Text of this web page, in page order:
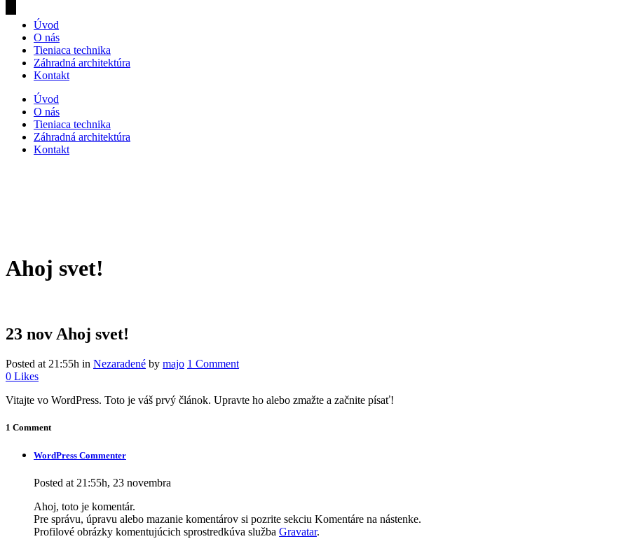
Úvod
O nás
Tieniaca technika
Záhradná architektúra
Kontakt
Úvod
O nás
Tieniaca technika
Záhradná architektúra
Kontakt
Ahoj svet!
23 nov Ahoj svet!
Posted at 21:55h in Nezaradené by majo 1 Comment
0 Likes
Vitajte vo WordPress. Toto je váš prvý článok. Upravte ho alebo zmažte a začnite písať!
1 Comment
WordPress Commenter
Posted at 21:55h, 23 novembra
Ahoj, toto je komentár.
Pre správu, úpravu alebo mazanie komentárov si pozrite sekciu Komentáre na nástenke.
Profilové obrázky komentujúcich sprostredkúva služba Gravatar.